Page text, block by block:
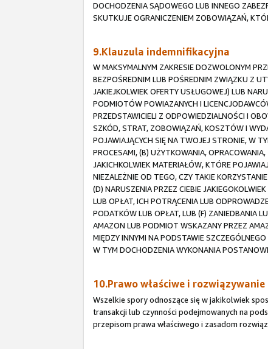
DOCHODZENIA SĄDOWEGO LUB INNEGO
SKUTKUJE OGRANICZENIEM ZOBOWIĄZAŃ,
9.Klauzula indemnifikacyjna
W MAKSYMALNYM ZAKRESIE DOZWOLONYM
BEZPOŚREDNIM LUB POŚREDNIM ZWIĄZKU Z
JAKIEJKOLWIEK OFERTY USŁUGOWEJ) LUB
PODMIOTÓW POWIAZANYCH I
PRZEDSTAWICIELI Z ODPOWIEDZIALNOŚCI I
SZKÓD, STRAT, ZOBOWIĄZAŃ, KOSZTÓW I
POJAWIAJĄCYCH SIĘ NA TWOJEJ STRONIE, W
PROCESAMI, (B) UŻYTKOWANIA,
JAKICHKOLWIEK MATERIAŁÓW, KTÓRE
NIEZALEŻNIE OD TEGO, CZY TAKIE
(D) NARUSZENIA PRZEZ CIEBIE
LUB OPŁAT, ICH POTRĄCENIA LUB
PODATKÓW LUB OPŁAT, LUB (F) ZANIEDBANIA
AMAZON LUB PODMIOT WSKAZANY PRZEZ
MIĘDZY INNYMI NA PODSTAWIE
W TYM DOCHODZENIA WYKONANIA
10.Prawo właściwe i
Wszelkie spory odnoszące się w jakikolwiek
transakcji lub czynności podejmowanych na
przepisom prawa właściwego i zasadom